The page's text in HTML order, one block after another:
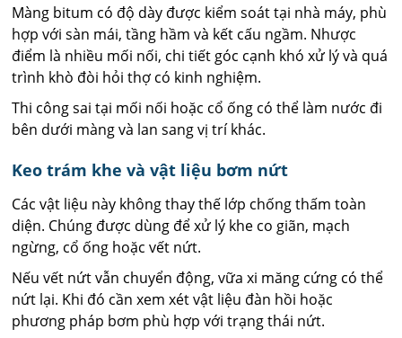
Màng bitum có độ dày được kiểm soát tại nhà máy, phù
hợp với sàn mái, tầng hầm và kết cấu ngầm. Nhược
điểm là nhiều mối nối, chi tiết góc cạnh khó xử lý và quá
trình khò đòi hỏi thợ có kinh nghiệm.
Thi công sai tại mối nối hoặc cổ ống có thể làm nước đi
bên dưới màng và lan sang vị trí khác.
Keo trám khe và vật liệu bơm nứt
Các vật liệu này không thay thế lớp chống thấm toàn
diện. Chúng được dùng để xử lý khe co giãn, mạch
ngừng, cổ ống hoặc vết nứt.
Nếu vết nứt vẫn chuyển động, vữa xi măng cứng có thể
nứt lại. Khi đó cần xem xét vật liệu đàn hồi hoặc
phương pháp bơm phù hợp với trạng thái nứt.